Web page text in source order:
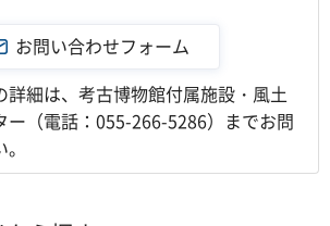
詳細は、考古博物館付属施設・風土
ー（電話：055-266-5286）までお問